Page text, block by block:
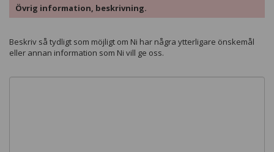
Övrig information, beskrivning.
Beskriv så tydligt som möjligt om Ni har några ytterligare önskemål
eller annan information som Ni vill ge oss.